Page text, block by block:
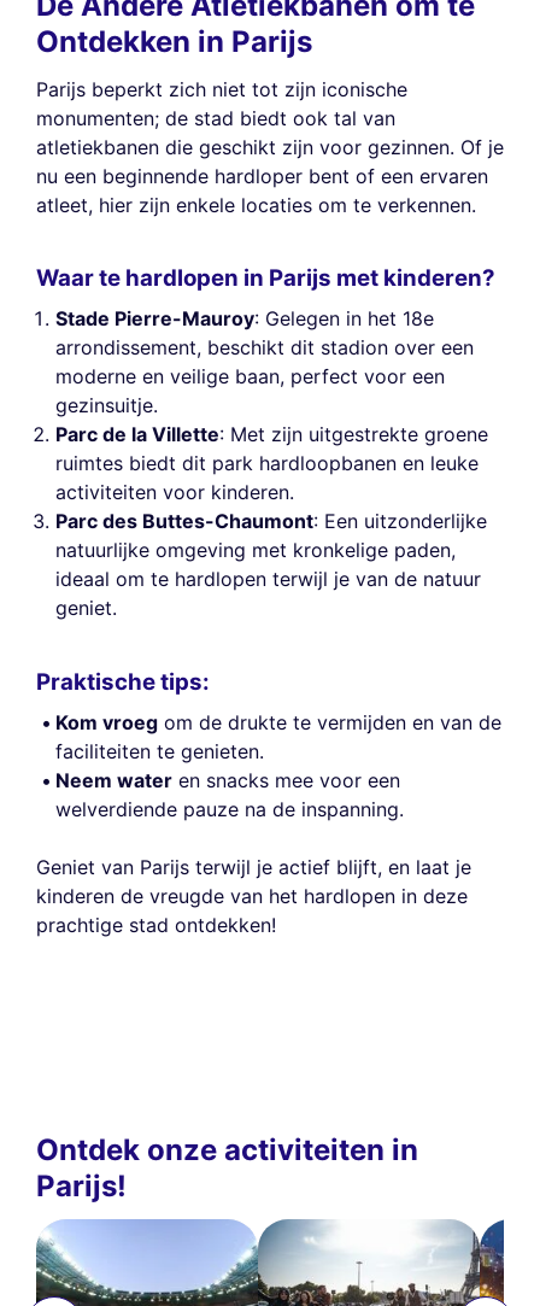
Ontdekken in Parijs
Parijs beperkt zich niet tot zijn iconische
monumenten; de stad biedt ook tal van
atletiekbanen die geschikt zijn voor gezinnen. Of je
nu een beginnende hardloper bent of een ervaren
atleet, hier zijn enkele locaties om te verkennen.
Waar te hardlopen in Parijs met kinderen?
Stade Pierre-Mauroy: Gelegen in het 18e
arrondissement, beschikt dit stadion over een
moderne en veilige baan, perfect voor een
gezinsuitje.
Parc de la Villette: Met zijn uitgestrekte groene
ruimtes biedt dit park hardloopbanen en leuke
activiteiten voor kinderen.
Parc des Buttes-Chaumont: Een uitzonderlijke
natuurlijke omgeving met kronkelige paden,
ideaal om te hardlopen terwijl je van de natuur
geniet.
Praktische tips:
Kom vroeg om de drukte te vermijden en van de
faciliteiten te genieten.
Neem water en snacks mee voor een
welverdiende pauze na de inspanning.
Geniet van Parijs terwijl je actief blijft, en laat je
kinderen de vreugde van het hardlopen in deze
prachtige stad ontdekken!
Ontdek onze activiteiten in
Parijs!